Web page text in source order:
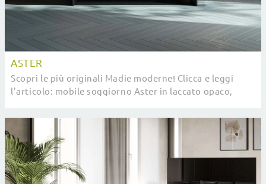
ASTER
Scopri le più originali Madie moderne! Clicca e leggi
l'articolo: mobile soggiorno Aster in laccato opaco,